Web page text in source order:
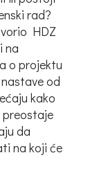
rad?
HDZ
na
o projektu
od
kako
preostaje
da
na koji će